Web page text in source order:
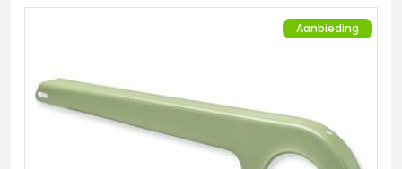
Aanbieding